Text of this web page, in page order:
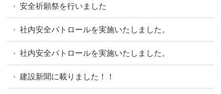
安全祈願祭を行いました
社内安全パトロールを実施いたしました。
社内安全パトロールを実施いたしました。
建設新聞に載りました！！